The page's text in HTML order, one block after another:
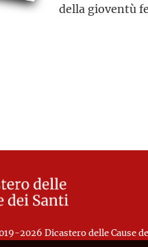
della gioventù
2026 Dicastero delle Cause